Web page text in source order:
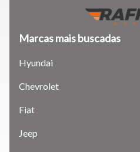
Tamanho do texto
atalhos Ctrl+ (para aumentar)
teclado.
Marcas mais buscadas
Hyundai
Chevrolet
Fiat
Jeep